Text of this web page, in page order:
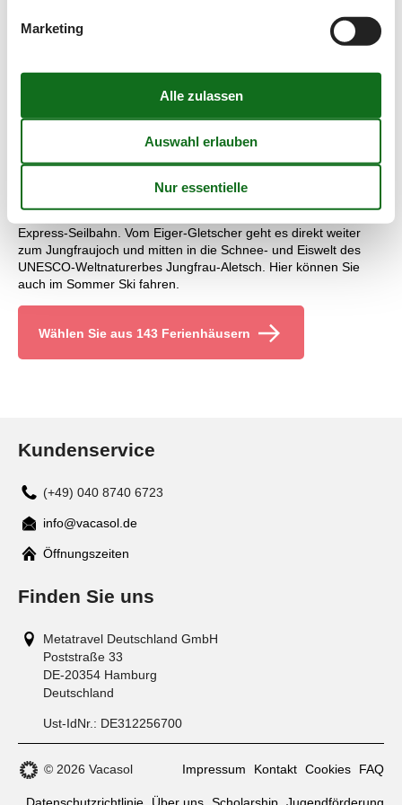
Zwei Kilometer vom Ortskern von Grindelwald entfernt tauchen
Sie in die mystisch anmutende Unterwelt der Alpen: Eine
zwischen 300 Meter hohen Felswänden in die spektakuläre
Schlucht des Unteren Grindelwald-Gletschers. Neben
Felsgalerien und Tunneln wartet ein 170 Quadratmeter großes
Balanciernetz auf Abenteuerlustige.
Jungfraujoch. Die Zahnradbahn fährt von der Kleinen Scheidegg
aus durch die Berge Eiger und Mönch hinauf.
Express-Seilbahn. Vom Eiger-Gletscher geht es direkt weiter
zum Jungfraujoch und mitten in die Schnee- und Eiswelt des
UNESCO-Weltnaturerbes Jungfrau-Aletsch. Hier können Sie
auch im Sommer Ski fahren.
Wählen Sie aus 143 Ferienhäusern
Kundenservice
(+49) 040 8740 6723
Mail
info@vacasol.de
Öffnungszeiten
Finden Sie uns
Metatravel Deutschland GmbH
Poststraße 33
DE-20354 Hamburg
Deutschland
Ust-IdNr.: DE312256700
© 2026 Vacasol Impressum Kontakt Cookies FAQ
Marketing